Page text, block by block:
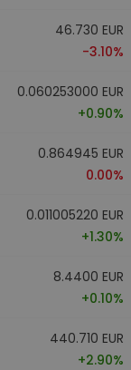
46.730 EUR
-3.10%
0.060253000 EUR
+0.90%
0.864945 EUR
0.00%
0.011005220 EUR
+1.30%
8.4400 EUR
+0.10%
440.710 EUR
+2.90%